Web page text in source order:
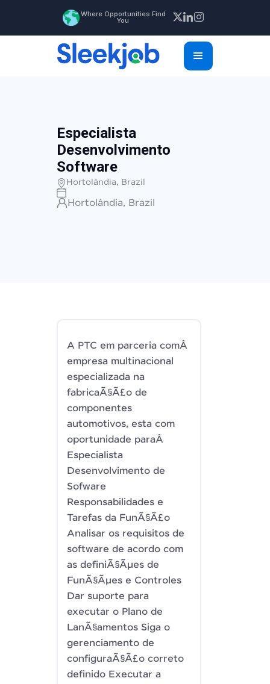
Where Opportunities Find
You
Especialista
Desenvolvimento
Software
Hortolândia, Brazil
Hortolândia, Brazil
A PTC em parceria comÂ
empresa multinacional
especializada na
fabricaÃ§Ã£o de
componentes
automotivos, esta com
oportunidade paraÂ
Especialista
Desenvolvimento de
Sofware
Responsabilidades e
Tarefas da FunÃ§Ã£o
Analisar os requisitos de
software de acordo com
as definiÃ§Ãµes de
FunÃ§Ãµes e Controles
Dar suporte para
executar o Plano de
LanÃ§amentos Siga o
gerenciamento de
configuraÃ§Ã£o correto
definido Executar a